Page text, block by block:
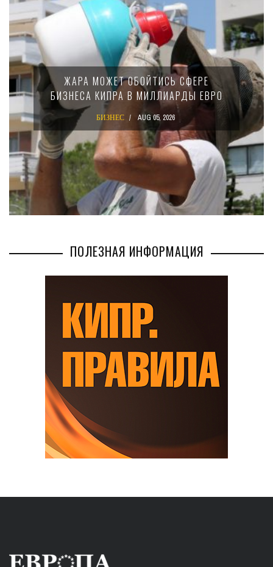
ЖАРА МОЖЕТ ОБОЙТИСЬ СФЕРЕ
БИЗНЕСА КИПРА В МИЛЛИАРДЫ ЕВРО
БИЗНЕС AUG 05, 2026
ПОЛЕЗНАЯ ИНФОРМАЦИЯ